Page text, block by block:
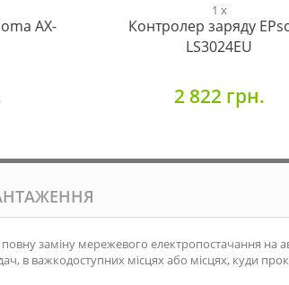
AX-
1 x
Контролер заряду
LS3024EU
2 822 грн.
заміну мережевого електропостачання на
в важкодоступних місцях або місцях, куди